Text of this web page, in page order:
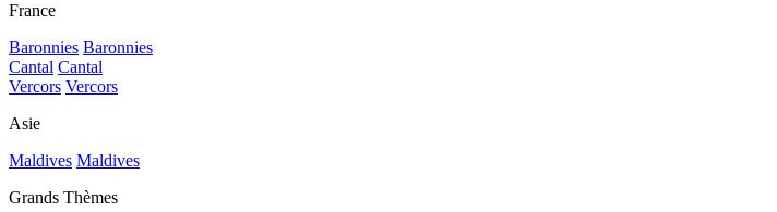
France
Baronnies Baronnies
Cantal Cantal
Vercors Vercors
Asie
Maldives Maldives
Grands Thèmes